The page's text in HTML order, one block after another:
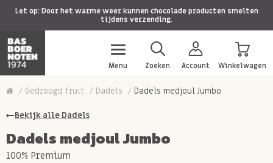
Let op: Door het warme weer kunnen chocolade producten smelten
tijdens verzending.
Menu Zoeken Account Winkelwagen
Gedroogd fruit Dadels Dadels medjoul Jumbo
Bekijk alle Dadels
Dadels medjoul Jumbo
100% Premium